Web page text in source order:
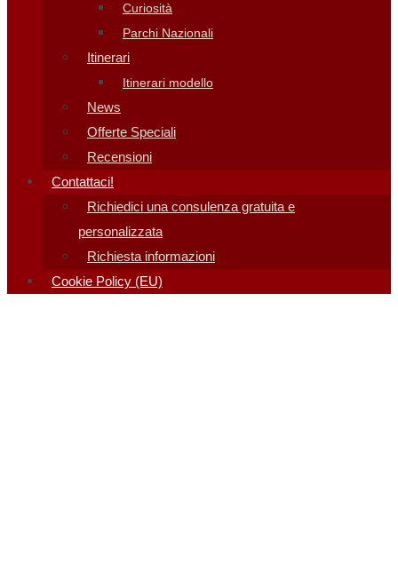
Curiosità
Parchi Nazionali
Itinerari
Itinerari modello
News
Offerte Speciali
Recensioni
Contattaci!
Richiedici una consulenza gratuita e
personalizzata
Richiesta informazioni
Cookie Policy (EU)